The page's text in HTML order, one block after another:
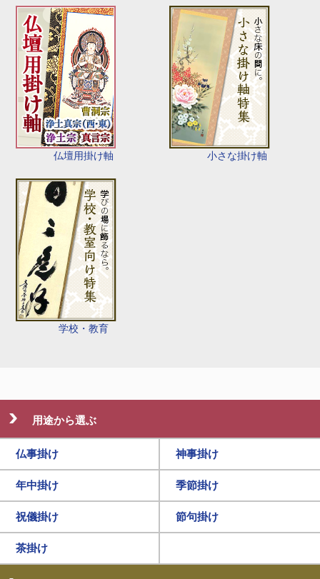
仏壇用掛け軸 小さな掛け軸
学校・教育
用途から選ぶ
仏事掛け 神事掛け
年中掛け 季節掛け
祝儀掛け 節句掛け
茶掛け